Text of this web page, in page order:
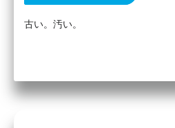
古い。汚い。